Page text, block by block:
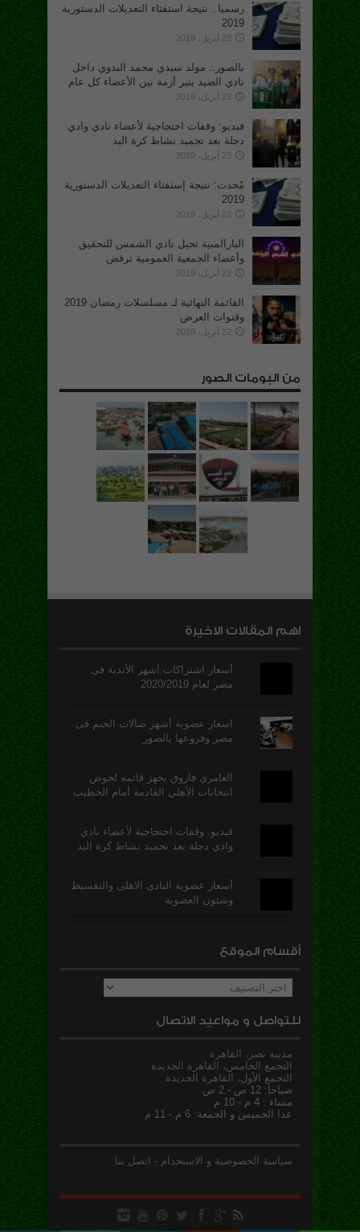
رسميا.. نتيجة استفتاء التعديلات الدستورية
2019
23 أبريل، 2019
بالصور.. مولد سيدي محمد البدوي داخل
نادي الصيد يثير أزمة بين الأعضاء كل عام
23 أبريل، 2019
فيديو: وقفات احتجاجية لأعضاء نادي وادي
دجلة بعد تجميد نشاط كرة اليد
23 أبريل، 2019
مُحدث: نتيجة إستفتاء التعديلات الدستورية
2019
22 أبريل، 2019
البارالمبية تحيل نادي الشمس للتحقيق
وأعضاء الجمعية العمومية ترفض
22 أبريل، 2019
القائمة النهائية لـ مسلسلات رمضان 2019
وقنوات العرض
22 أبريل، 2019
من البومات الصور
اهم المقالات الاخيرة
أسعار اشتراكات أشهر الأندية فى
مصر لعام 2020/2019
اسعار عضوية أشهر صالات الجيم فى
مصر وفروعها بالصور
العامري فاروق يجهز قائمة لخوض
انتخابات الأهلي القادمة أمام الخطيب
فيديو: وقفات احتجاجية لأعضاء نادي
وادي دجلة بعد تجميد نشاط كرة اليد
أسعار عضوية النادى الاهلى والتقسيط
وشئون العضوية
أقسام الموقع
أقسام
الموقع
للتواصل و مواعيد الاتصال
مدينة نصر، القاهرة
التجمع الخامس، القاهرة الجديدة
التجمع الأول، القاهرة الجديدة
صباحا: 12 ص - 2 ص
مساء : 4 م - 10 م
عدا الخميس و الجمعة: 6 م - 11 م
سياسة الخصوصية و الاستخدام - اتصل بنا